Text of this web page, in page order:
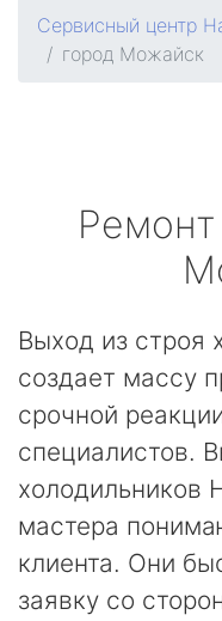
Сервисный центр
город Можайск
Ремонт
Выход из строя
создает массу
срочной
специалистов.
холодильников
мастера
клиента. Они
заявку со